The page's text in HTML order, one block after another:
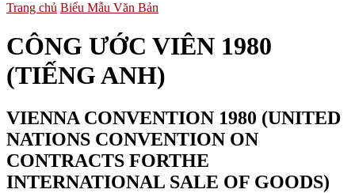
Trang chủ Biểu Mẫu Văn Bản
CÔNG ƯỚC VIÊN 1980
(TIẾNG ANH)
VIENNA CONVENTION 1980 (UNITED
NATIONS CONVENTION ON
CONTRACTS FORTHE
INTERNATIONAL SALE OF GOODS)